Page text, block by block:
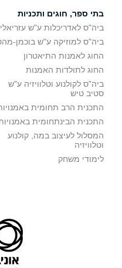
לטלוויזיה
משה
בתי ספר, חוגים ותכניות
ביה"ס לאדריכלות ע"ש עזריאלי
ביה"ס למוזיקה ע"ש בוכמן-
החוג לאמנות התיאטרון
החוג לתולדות האמנות
ביה"ס לקולנוע וטלוויזיה ע"ש
סטיב טיש
התכנית הרב תחומית
התכנית הבינתחומית
המסלול לעיצוב במה, קולנוע
וטלוויזיה
לימודי משחק